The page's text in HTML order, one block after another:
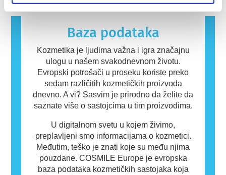
Kozmetički proizvodi i proizvodi za ličnu negu
alergeni za neke ljude. To ne znači da
proizvod nije bezbedan za druge ljude.
Baza podataka
Kozmetika je ljudima važna i igra značajnu
ulogu u našem svakodnevnom životu.
Evropski potrošači u proseku koriste preko
sedam različitih kozmetičkih proizvoda
dnevno. A vi? Sasvim je prirodno da želite da
saznate više o sastojcima u tim proizvodima.
U digitalnom svetu u kojem živimo,
preplavljeni smo informacijama o kozmetici.
Međutim, teško je znati koje su među njima
pouzdane. COSMILE Europe je evropska
baza podataka kozmetičkih sastojaka koja